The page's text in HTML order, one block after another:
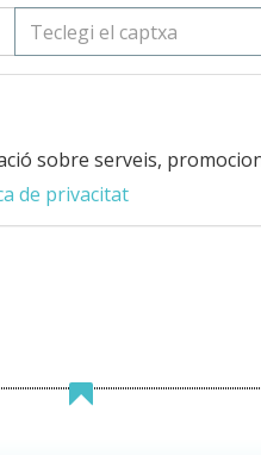
captcha
sobre serveis,
de privacitat